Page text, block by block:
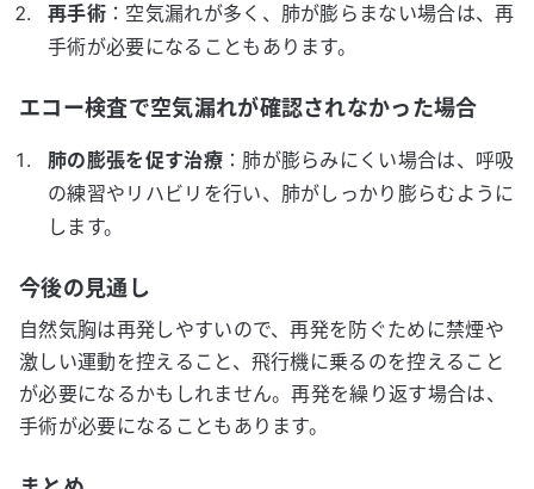
再手術：空気漏れが多く、肺が膨らまない場合は、再
手術が必要になることもあります。
エコー検査で空気漏れが確認されなかった場合
肺の膨張を促す治療：肺が膨らみにくい場合は、呼吸
の練習やリハビリを行い、肺がしっかり膨らむように
します。
今後の見通し
自然気胸は再発しやすいので、再発を防ぐために禁煙や
激しい運動を控えること、飛行機に乗るのを控えること
が必要になるかもしれません。再発を繰り返す場合は、
手術が必要になることもあります。